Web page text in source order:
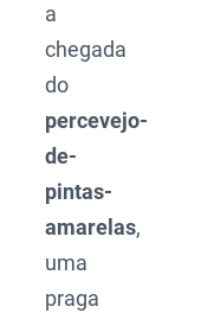
a
chegada
do
percevejo-
de-
pintas-
amarelas,
uma
praga